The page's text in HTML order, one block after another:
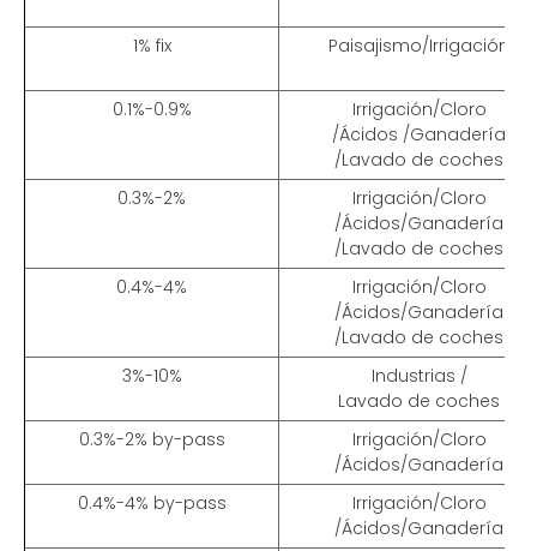
1% fix Paisajismo/Irrigación
0.1%-0.9% Irrigación/Cloro
/Ácidos /Ganadería
/Lavado de coches
0.3%-2%
Irrigación/Cloro
/Ácidos/Ganadería
/Lavado de coches
0.4%-4%
Irrigación/Cloro
/Ácidos/Ganadería
/Lavado de coches
3%-10%
Industrias /
Lavado de coches
0.3%-2% by-pass
Irrigación/Cloro
/Ácidos/Ganadería
0.4%-4% by-pass
Irrigación/Cloro
/Ácidos/Ganadería